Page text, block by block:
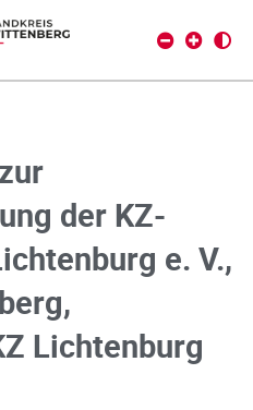
der KZ-
e. V.,
Lichtenburg